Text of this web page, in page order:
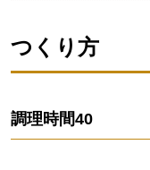
つくり方
調理時間40